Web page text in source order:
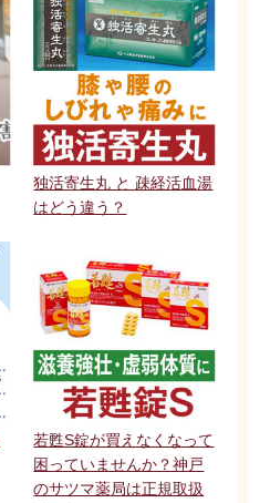
独活寄生丸 と 疎経活血湯
はどう違う？
若甦S錠が買えなくなって
困っていませんか？神戸
のサツマ薬局は正規取扱